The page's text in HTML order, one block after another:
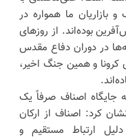
بازاریان ما همواره در
بوده‌اند. از روزهای
در دوران دفاع مقدس
کرونا و همین جنگ اخیر،
جایگاه اصناف صرفاً یک
کرد: اصناف از ارکان
ارتباط مستقیم و